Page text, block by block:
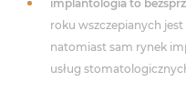
implantologia to
roku wszczepianych
natomiast sam rynek
usług